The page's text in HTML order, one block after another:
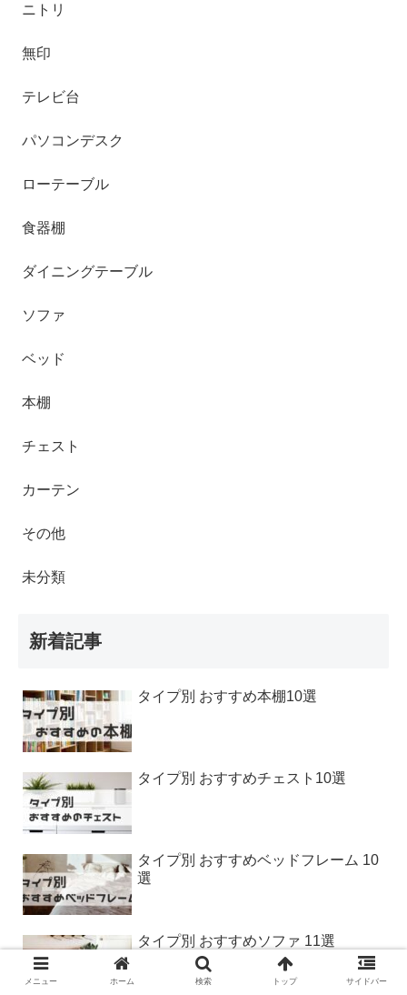
ニトリ
無印
テレビ台
パソコンデスク
ローテーブル
食器棚
ダイニングテーブル
ソファ
ベッド
本棚
チェスト
カーテン
その他
未分類
新着記事
タイプ別 おすすめ本棚10選
タイプ別 おすすめチェスト10選
タイプ別 おすすめベッドフレーム 10
選
タイプ別 おすすめソファ 11選
メニュー ホーム 検索 トップ サイドバー